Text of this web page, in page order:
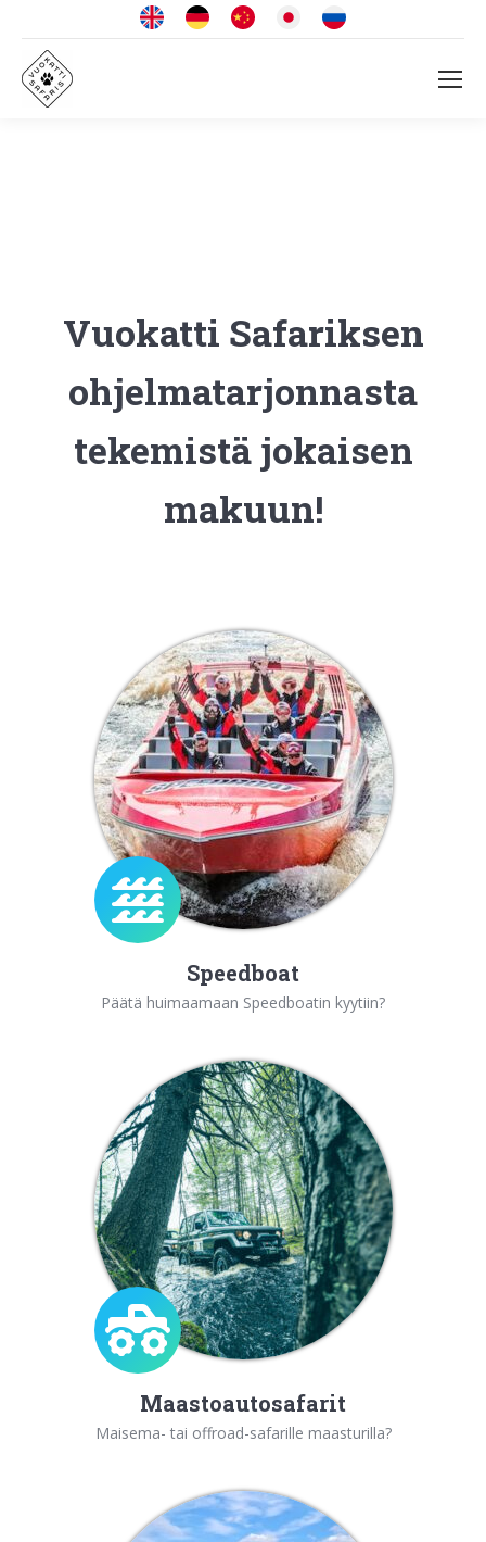
Vuokatti Safariksen
ohjelma­tarjonnasta
tekemistä jokaisen
makuun!
Speedboat
Päätä huimaamaan Speedboatin kyytiin?
Maastoautosafarit
Maisema- tai offroad-safarille maasturilla?